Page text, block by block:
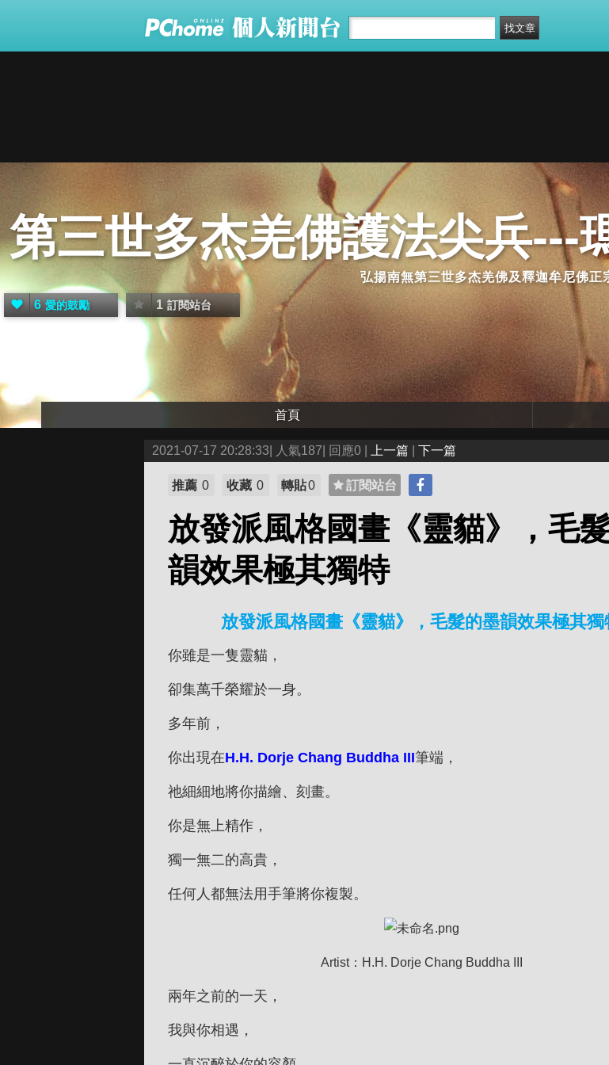
第三世多杰羌佛護法尖兵---
弘揚南無第三世多杰羌佛及釋迦牟尼佛正
6 愛的鼓勵 1 訂閱站台
首頁
2021-07-17 20:28:33| 人氣187| 回應0 | 上一篇 下一篇
推薦 0 收藏 0 轉貼0 訂閱站台
放發派風格國畫《靈貓》，毛
韻效果極其獨特
放發派風格國畫《靈貓》，毛髮的墨韻效果極其獨
你雖是一隻靈貓，
卻集萬千榮耀於一身。
多年前，
你出現在H.H. Dorje Chang Buddha III筆端，
祂細細地將你描繪、刻畫。
你是無上精作，
獨一無二的高貴，
任何人都無法用手筆將你複製。
Artist：H.H. Dorje Chang Buddha III
兩年之前的一天，
我與你相遇，